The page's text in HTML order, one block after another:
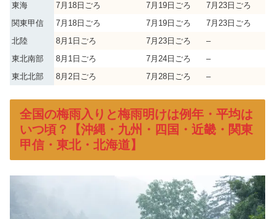
東海
7月18日ごろ 7月19日ごろ
7月23日ごろ
関東甲信
7月18日ごろ 7月19日ごろ
7月23日ごろ
北陸
8月1日ごろ 7月23日ごろ
–
東北南部
8月1日ごろ 7月24日ごろ
–
東北北部
8月2日ごろ 7月28日ごろ –
全国の梅雨入りと梅雨明けは例年・平均は
いつ頃？【沖縄・九州・四国・近畿・関東
甲信・東北・北海道】